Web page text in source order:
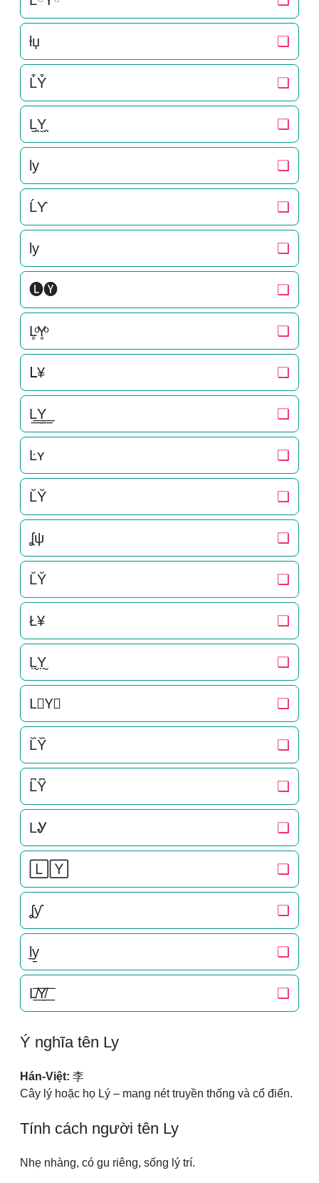
ƚџ ❏
L͒Y͒ ❏
L̬̤̯Y̬̤̯ ❏
ly ❏
ĹƳ ❏
ly ❏
🅛🅨 ❏
L̥ͦY̥ͦ ❏
ᒪ¥ ❏
L͟͟Y͟͟ ❏
Ŀʏ ❏
L̆Y̆ ❏
ʆψ ❏
L̆Y̆ ❏
Ł¥ ❏
L̤̮Y̤̮ ❏
L⃘Y⃘ ❏
L᷈Y᷈ ❏
L͆Y͆ ❏
LᎽ ❏
🄻🅈 ❏
ʆƴ ❏
l̠y̠ ❏
L̸͟͞Y̸͟͞ ❏
Ý nghĩa tên Ly
Hán-Việt: 李
Cây lý hoặc họ Lý – mang nét truyền thống và cổ điển.
Tính cách người tên Ly
Nhẹ nhàng, có gu riêng, sống lý trí.